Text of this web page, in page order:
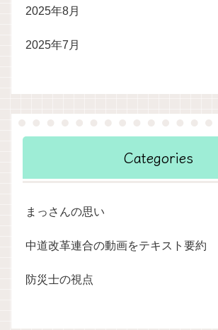
2025年8月
2025年7月
Categories
まっさんの思い
中道改革連合の動画をテキスト要約
防災士の視点